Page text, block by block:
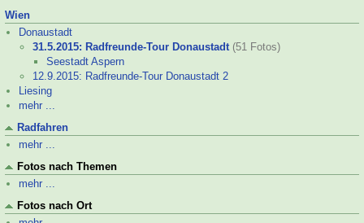
Wien
Donaustadt
31.5.2015: Radfreunde-Tour Donaustadt (51 Fotos)
Seestadt Aspern
12.9.2015: Radfreunde-Tour Donaustadt 2
Liesing
mehr ...
Radfahren
mehr ...
Fotos nach Themen
mehr ...
Fotos nach Ort